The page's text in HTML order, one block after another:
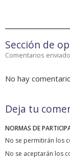
Sección de
Comentarios
No hay
Deja tu
NORMAS DE
No se permitirán los
No se aceptarán los